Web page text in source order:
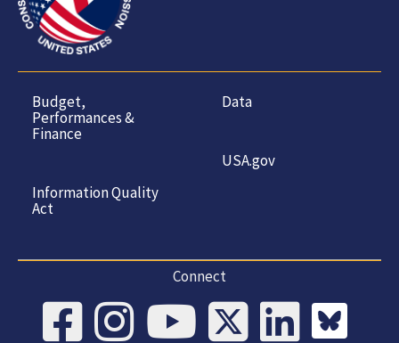
Budget,
Performances &
Finance
Information Quality
Act
Data
USA.gov
Connect